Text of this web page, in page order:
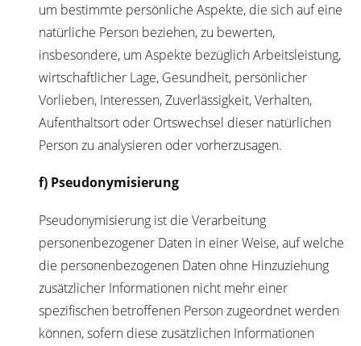
um bestimmte persönliche Aspekte, die sich auf eine
natürliche Person beziehen, zu bewerten,
insbesondere, um Aspekte bezüglich Arbeitsleistung,
wirtschaftlicher Lage, Gesundheit, persönlicher
Vorlieben, Interessen, Zuverlässigkeit, Verhalten,
Aufenthaltsort oder Ortswechsel dieser natürlichen
Person zu analysieren oder vorherzusagen.
f) Pseudonymisierung
Pseudonymisierung ist die Verarbeitung
personenbezogener Daten in einer Weise, auf welche
die personenbezogenen Daten ohne Hinzuziehung
zusätzlicher Informationen nicht mehr einer
spezifischen betroffenen Person zugeordnet werden
können, sofern diese zusätzlichen Informationen